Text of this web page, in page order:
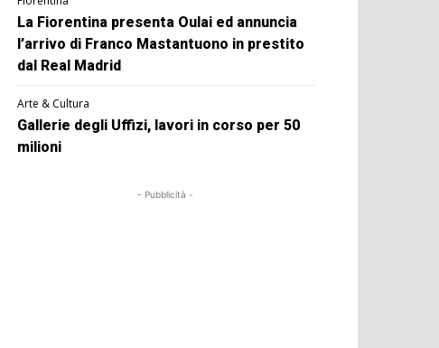
La Fiorentina presenta Oulai ed annuncia
l’arrivo di Franco Mastantuono in prestito
dal Real Madrid
Arte & Cultura
Gallerie degli Uffizi, lavori in corso per 50
milioni
- Pubblicità -